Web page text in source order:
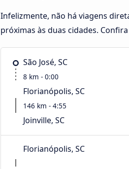
Infelizmente, não há viagens
próximas às duas cidades.
São José, SC
8 km - 0:00
Florianópolis, SC
146 km - 4:55
Joinville, SC
Florianópolis, SC